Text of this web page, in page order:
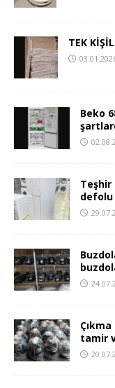
TEK
Beko
defolu
tamir